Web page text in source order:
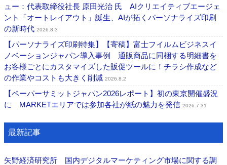
ュー：代表取締役社長 原田光治 氏 AIクリエイティブエージェ
ント「オートレイアウト」誕生、AIが拓くパーソナライズ印刷
の新時代 2026.8.3
【パーソナライズ印刷特集】【寄稿】富士フイルムビジネスイ
ノベーションジャパン導入事例 通販商品に同梱する明細書を
お客様ごとにカスタマイズした販促ツールに！チラシ作成など
の作業やコストも大きく削減 2026.8.2
【ペーパーサミットジャパン2026レポート】初の東京開催盛況
に MARKETエリアでは参加各社が紙の魅力を発信 2026.7.31
最新記事
矢野経済研究所 国内デジタルマーケティング市場に関する調